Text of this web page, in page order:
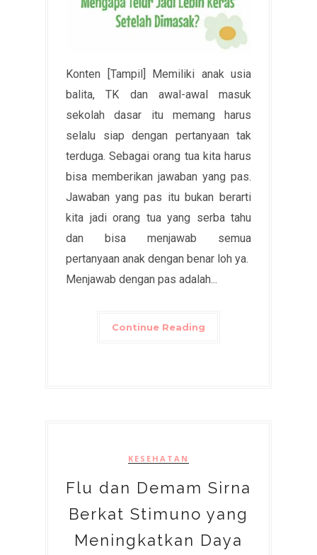
Konten [Tampil] Memiliki anak usia
balita, TK dan awal-awal masuk
sekolah dasar itu memang harus
selalu siap dengan pertanyaan tak
terduga. Sebagai orang tua kita harus
bisa memberikan jawaban yang pas.
Jawaban yang pas itu bukan berarti
kita jadi orang tua yang serba tahu
dan bisa menjawab semua
pertanyaan anak dengan benar loh ya.
Menjawab dengan pas adalah...
Continue Reading
KESEHATAN
Flu dan Demam Sirna
Berkat Stimuno yang
Meningkatkan Daya